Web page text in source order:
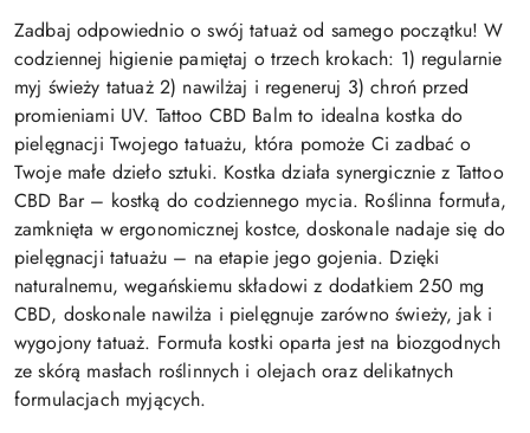
Zadbaj odpowiednio o swój tatuaż od samego początku! W
codziennej higienie pamiętaj o trzech krokach: 1) regularnie
myj świeży tatuaż 2) nawilżaj i regeneruj 3) chroń przed
promieniami UV. Tattoo CBD Balm to idealna kostka do
pielęgnacji Twojego tatuażu, która pomoże Ci zadbać o
Twoje małe dzieło sztuki. Kostka działa synergicznie z Tattoo
CBD Bar – kostką do codziennego mycia. Roślinna formuła,
zamknięta w ergonomicznej kostce, doskonale nadaje się do
pielęgnacji tatuażu – na etapie jego gojenia. Dzięki
naturalnemu, wegańskiemu składowi z dodatkiem 250 mg
CBD, doskonale nawilża i pielęgnuje zarówno świeży, jak i
wygojony tatuaż. Formuła kostki oparta jest na biozgodnych
ze skórą masłach roślinnych i olejach oraz delikatnych
formulacjach myjących.